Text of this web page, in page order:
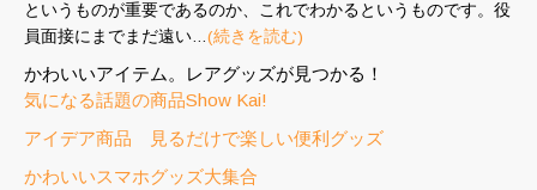
というものが重要であるのか、これでわかるというものです。役
員面接にまでまだ遠い…(続きを読む)
かわいいアイテム。レアグッズが見つかる！
気になる話題の商品Show Kai!
アイデア商品 見るだけで楽しい便利グッズ
かわいいスマホグッズ大集合